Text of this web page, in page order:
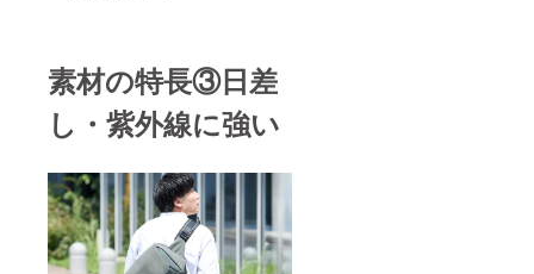
素材の特長③日差
し・紫外線に強い